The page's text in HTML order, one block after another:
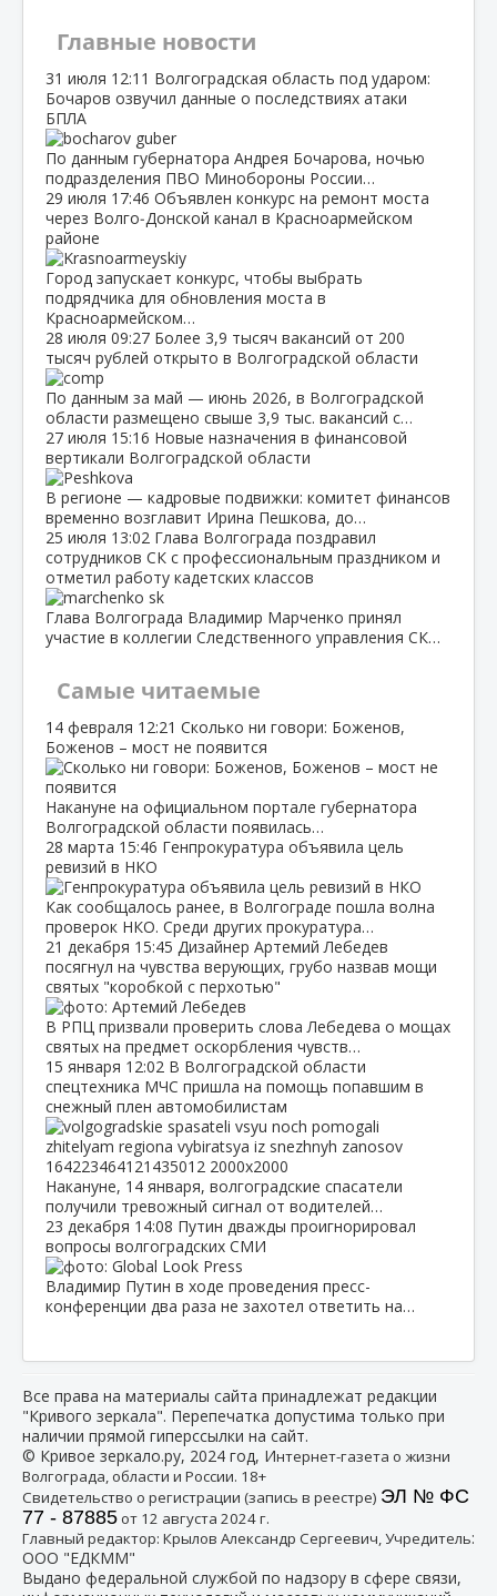
Главные новости
31 июля 12:11 Волгоградская область под ударом:
Бочаров озвучил данные о последствиях атаки
БПЛА
По данным губернатора Андрея Бочарова, ночью
подразделения ПВО Минобороны России…
29 июля 17:46 Объявлен конкурс на ремонт моста
через Волго‑Донской канал в Красноармейском
районе
Город запускает конкурс, чтобы выбрать
подрядчика для обновления моста в
Красноармейском…
28 июля 09:27 Более 3,9 тысяч вакансий от 200
тысяч рублей открыто в Волгоградской области
По данным за май — июнь 2026, в Волгоградской
области размещено свыше 3,9 тыс. вакансий с…
27 июля 15:16 Новые назначения в финансовой
вертикали Волгоградской области
В регионе — кадровые подвижки: комитет финансов
временно возглавит Ирина Пешкова, до…
25 июля 13:02 Глава Волгограда поздравил
сотрудников СК с профессиональным праздником и
отметил работу кадетских классов
Глава Волгограда Владимир Марченко принял
участие в коллегии Следственного управления СК…
Самые читаемые
14 февраля 12:21 Сколько ни говори: Боженов,
Боженов – мост не появится
Накануне на официальном портале губернатора
Волгоградской области появилась…
28 марта 15:46 Генпрокуратура объявила цель
ревизий в НКО
Как сообщалось ранее, в Волгограде пошла волна
проверок НКО. Среди других прокуратура…
21 декабря 15:45 Дизайнер Артемий Лебедев
посягнул на чувства верующих, грубо назвав мощи
святых "коробкой с перхотью"
В РПЦ призвали проверить слова Лебедева о мощах
святых на предмет оскорбления чувств…
15 января 12:02 В Волгоградской области
спецтехника МЧС пришла на помощь попавшим в
снежный плен автомобилистам
Накануне, 14 января, волгоградские спасатели
получили тревожный сигнал от водителей…
23 декабря 14:08 Путин дважды проигнорировал
вопросы волгоградских СМИ
Владимир Путин в ходе проведения пресс-
конференции два раза не захотел ответить на…
Все права на материалы сайта принадлежат редакции
"Кривого зеркала". Перепечатка допустима только при
наличии прямой гиперссылки на сайт.
© Кривое зеркало.ру, 2024 год, Интернет-газета о жизни
Волгограда, области и России. 18+
Свидетельство о регистрации (запись в реестре) ЭЛ № ФС
77 - 87885от 12 августа 2024 г.
Главный редактор: Крылов Александр Сергеевич, Учредитель:
ООО "ЕДКММ"
Выдано федеральной службой по надзору в сфере связи,